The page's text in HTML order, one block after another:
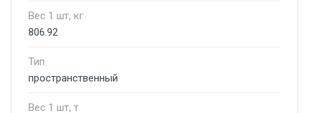
Вес 1 шт, кг
806.92
Тип
пространственный
Вес 1 шт, т